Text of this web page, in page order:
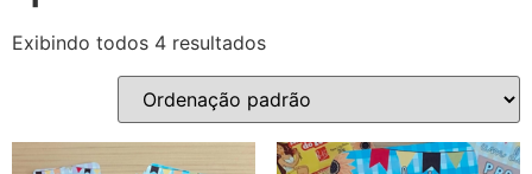
Exibindo todos 4 resultados